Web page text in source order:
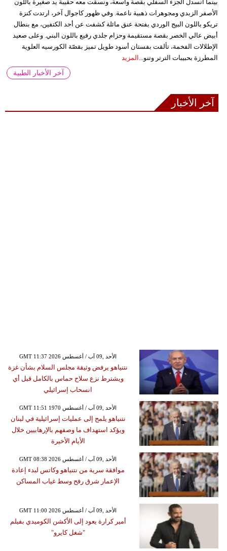
بينما انسدل الجزء السفلي بقصة واسعة، ونسقت معه حقيبة يد صغيرة باللون
الأصفر الزبدي ومجوهرات ذهبية ناعمة. وفي ظهور كاجوال آخر، ارتدت كنزة
تريكو باللون البيج الوردي بفتحة عنق مائلة كشفت عن أحد الكتفين، مع بنطال
أبيض عالي الخصر بقصة مستقيمة وحزام جلدي رفيع باللون البني. وعلى صعيد
الإطلالات الفخمة، تألقت بفستان أسود طويل تميز بقصّة الكورسيه العلوية
المطرزة بحبيبات الترتر وتنو... المزيد
آخر الأخبار الطبية
آخر الأخبار
GMT 11:37 2026 الأحد ,09 آب / أغسطس
نتنياهو يرفض وثيقة مجلس السلام بشأن غزة
ويشترط نزع سلاح حماس بالكامل قبل أي
انسحاب إسرائيلي
GMT 11:51 1970 الأحد ,09 آب / أغسطس
نتنياهو يلمح إلى عمليات إسرائيلية في لبنان
ويؤكد استهداف ما وصفهم بالإرهابيين خلال
الأيام الأخيرة
GMT 08:38 2026 الأحد ,09 آب / أغسطس
موافقة سرية من نتنياهو وكاتس لبدء إعادة
الإعمار شرق رفح وسط غياب المساكن
GMT 11:00 2026 الأحد ,09 آب / أغسطس
أمير كرارة يعود إلى الأكشن الكوميدي بفيلم
"شغل كايرو"